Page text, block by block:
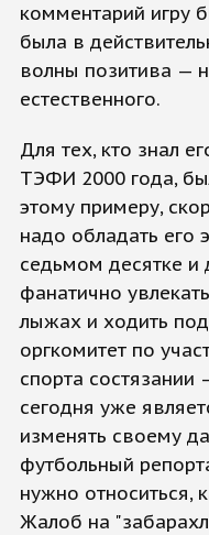
комментарий игру
была в
волны позитива —
естественного.
Для тех, кто знал
ТЭФИ 2000 года,
этому примеру,
надо обладать его
седьмом десятке и
фанатично
лыжах и ходить
оргкомитет по
спорта
сегодня уже
изменять своему
футбольный
нужно относиться,
Жалоб на